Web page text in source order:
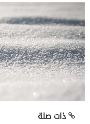
ذات صلة